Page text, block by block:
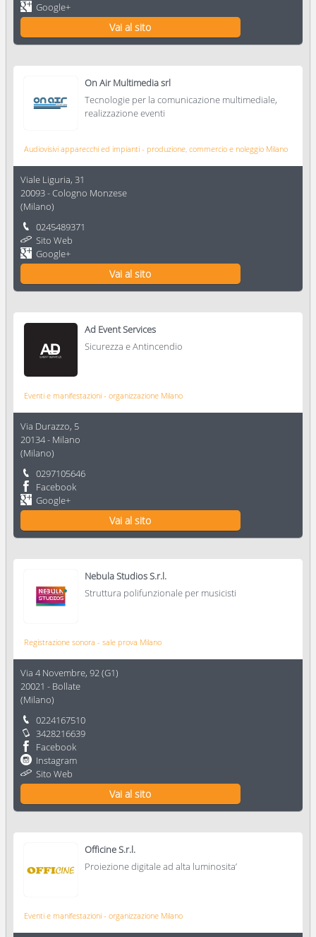
Google+
Vai al sito
On Air Multimedia srl
Tecnologie per la comunicazione multimediale,
realizzazione eventi
Audiovisivi apparecchi ed impianti - produzione, commercio e noleggio Milano
Viale Liguria, 31
20093-Cologno Monzese
(Milano)
0245489371
Sito Web
Google+
Vai al sito
Ad Event Services
Sicurezza e Antincendio
Eventi e manifestazioni - organizzazione Milano
Via Durazzo, 5
20134- Milano
(Milano)
0297105646
Facebook
Google+
Vai al sito
Nebula Studios S.r.l.
Struttura polifunzionale per musicisti
Registrazione sonora - sale prova Milano
Via 4 Novembre, 92 (G1)
20021 - Bollate
(Milano)
0224167510
3428216639
Facebook
Instagram
Sito Web
Vai al sito
Officine S.r.l.
Proiezione digitale ad alta luminosita’
Eventi e manifestazioni - organizzazione Milano